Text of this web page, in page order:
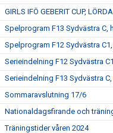
GIRLS IFÖ GEBERIT CUP,
Spelprogram F13 Sydvästra C,
Spelprogram F12 Sydvästra
Serieindelning F12 Sydvästra
Serieindelning F13 Sydvästra
Sommaravslutning 17/6
Nationaldagsfirande och
Träningstider våren 2024